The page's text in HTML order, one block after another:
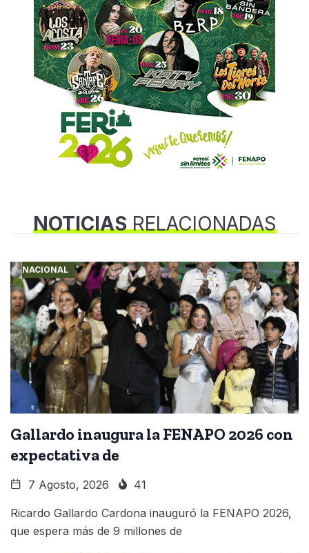
NOTICIASRELACIONADAS
NACIONAL
Gallardo inaugura la FENAPO 2026 con
expectativa de
7 Agosto, 2026 41
Ricardo Gallardo Cardona inauguró la FENAPO 2026,
que espera más de 9 millones de